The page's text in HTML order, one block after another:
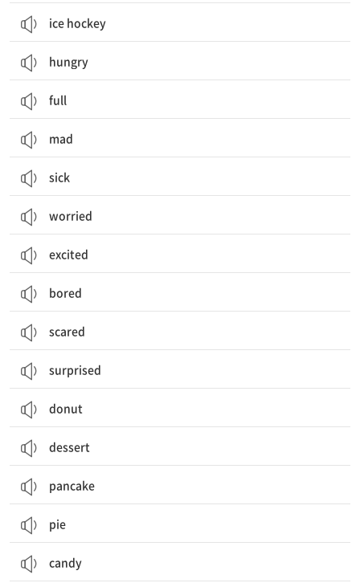
ice hockey
hungry
full
mad
sick
worried
excited
bored
scared
surprised
donut
dessert
pancake
pie
candy